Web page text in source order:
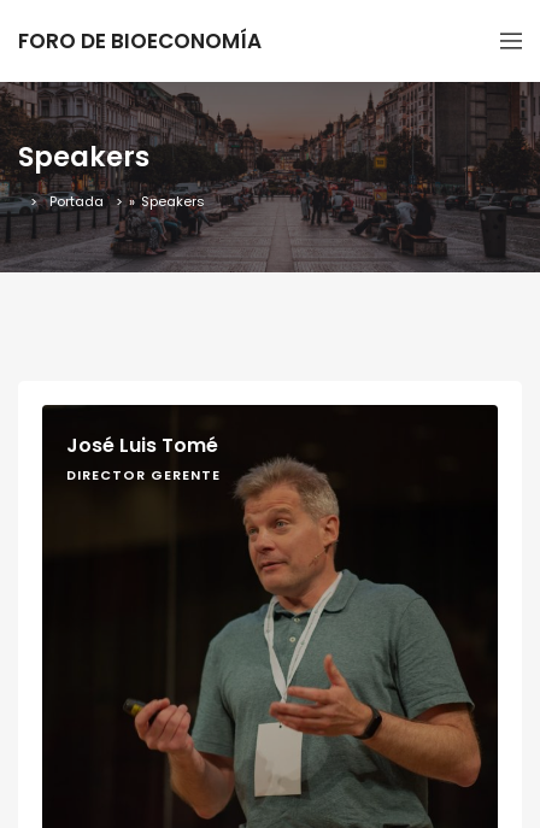
FORO DE BIOECONOMÍA
Speakers
Portada » Speakers
José Luis Tomé
DIRECTOR GERENTE